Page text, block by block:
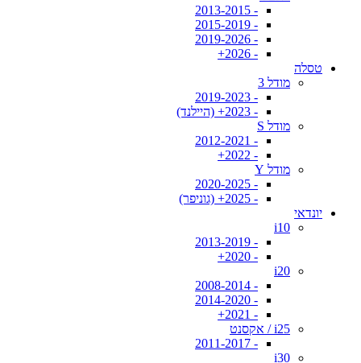
- 2013-2015
- 2015-2019
- 2019-2026
- 2026+
טסלה
מודל 3
- 2019-2023
- 2023+ (היילנד)
מודל S
- 2012-2021
- 2022+
מודל Y
- 2020-2025
- 2025+ (גוניפר)
יונדאי
i10
- 2013-2019
- 2020+
i20
- 2008-2014
- 2014-2020
- 2021+
i25 / אקסנט
- 2011-2017
i30